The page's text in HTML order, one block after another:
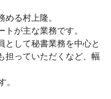
る村上隆。
が主な業務です。
として秘書業務を中心と
担っていただくなど、幅
。